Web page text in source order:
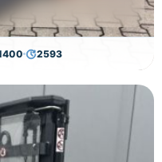
2593
€
Състояние
втора употреба